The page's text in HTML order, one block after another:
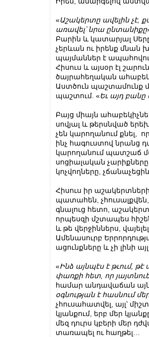
«Աշակերտը ավելին չէ,
առավել՝ նրա ընտանիքը
Բարին և կատարյալ
չերևան ու իրենք
պայմաններ է
Հիսուս և այսօր էլ
ծայրահեղական
Աստծուն պաշտամունք
պաշտում. «Եւ այդ բանը
Բայց միայն
սովյալ և թերսնված
չեն կարողանում քնել,
ինչ հագուստով նրանց
կարողանում պատշաճ
սոցիալական
կոչվողները,
Հիսուս իր
պատահեն,
գնալուց հետո,
որպեսզի մշտապես
և թե վերջիններս,
Ամենասուրբ
ացունքները և չի լինի
«Ինձ այնպէս է թւում, թէ
փառքի հետ որ
համար անդավաճան այն
օգնության է հասնում
չհուսահատվել, այլ՝
կյանքում, երբ մեր
մեզ դուրս կբերի մեր
տառապել ու հաղթել…